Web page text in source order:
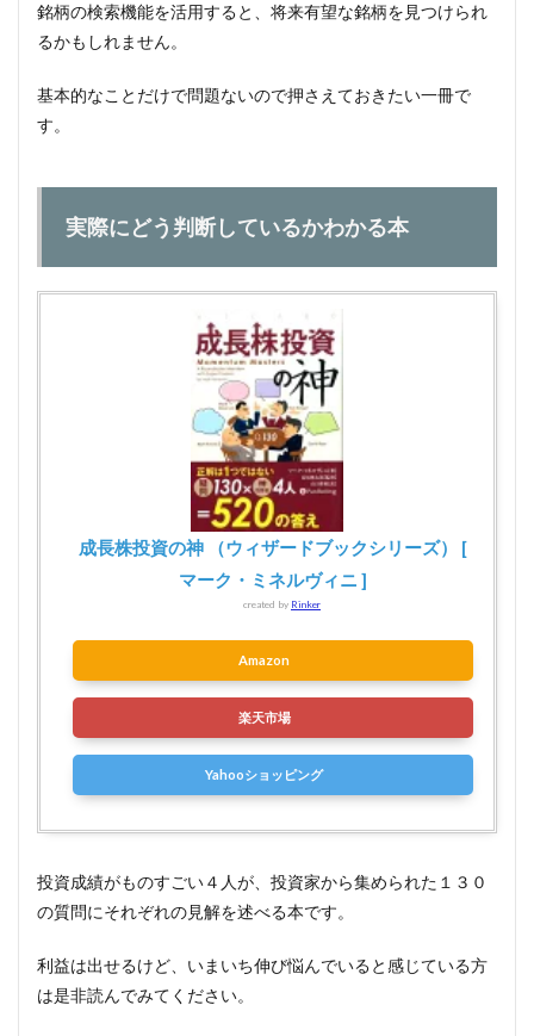
銘柄の検索機能を活用すると、将来有望な銘柄を見つけられ
るかもしれません。
基本的なことだけで問題ないので押さえておきたい一冊で
す。
実際にどう判断しているかわかる本
成長株投資の神 （ウィザードブックシリーズ） [
マーク・ミネルヴィニ ]
created by Rinker
Amazon
楽天市場
Yahooショッピング
投資成績がものすごい４人が、投資家から集められた１３０
の質問にそれぞれの見解を述べる本です。
利益は出せるけど、いまいち伸び悩んでいると感じている方
は是非読んでみてください。